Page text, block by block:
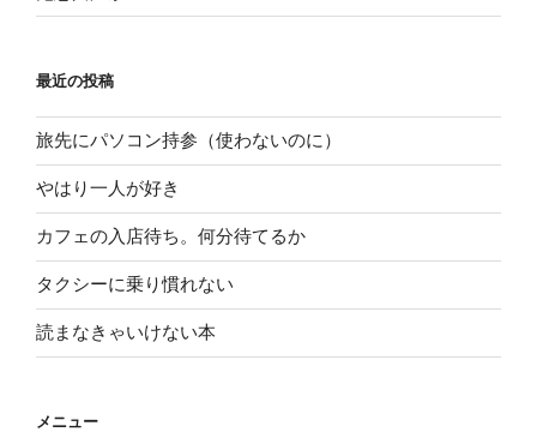
最近の投稿
旅先にパソコン持参（使わないのに）
やはり一人が好き
カフェの入店待ち。何分待てるか
タクシーに乗り慣れない
読まなきゃいけない本
メニュー